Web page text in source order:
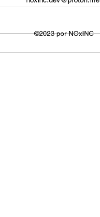
para visualizar os
©2023 por NOxINC